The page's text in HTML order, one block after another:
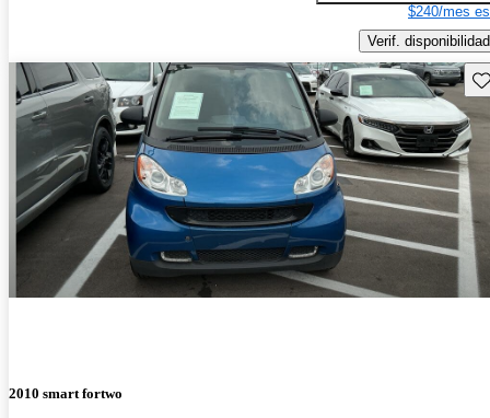
$240/mes
Verif. disponibilidad
2010 smart fortwo